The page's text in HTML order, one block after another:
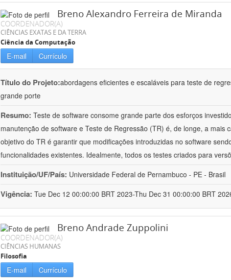
Breno Alexandro Ferreira de Miranda
COORDENADOR(A)
CIÊNCIAS EXATAS E DA TERRA
Ciência da Computação
E-mail Currículo
Título do Projeto:abordagens eficientes e escaláveis para teste de
grande porte
Resumo: Teste de software consome grande parte dos esforços
manutenção de software e Teste de Regressão (TR) é, de longe, a mais
objetivo do TR é garantir que modificações introduzidas no software
funcionalidades existentes. Idealmente, todos os testes criados para
Instituição/UF/País: Universidade Federal de Pernambuco - PE - Brasil
Vigência: Tue Dec 12 00:00:00 BRT 2023-Thu Dec 31 00:00:00 BRT
Breno Andrade Zuppolini
COORDENADOR(A)
CIÊNCIAS HUMANAS
Filosofia
E-mail Currículo